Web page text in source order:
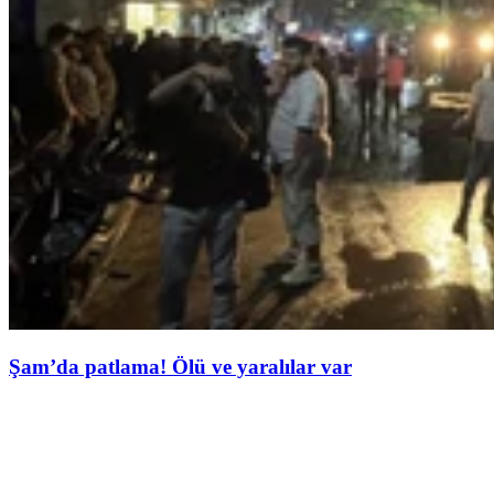
Şam’da patlama! Ölü ve yaralılar var